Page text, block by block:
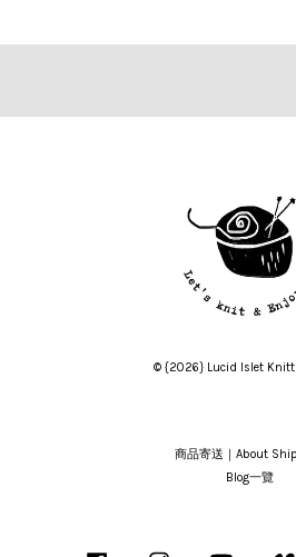
© {2026} Lucid Islet
商品寄送｜About
Blog一覽